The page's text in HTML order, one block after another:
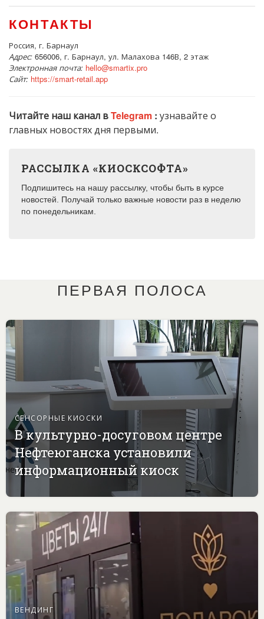
КОНТАКТЫ
Россия, г. Барнаул
Адрес: 656006, г. Барнаул, ул. Малахова 146В, 2 этаж
Электронная почта: hello@smartix.pro
Сайт: https://smart-retail.app
Читайте наш канал вTelegram : узнавайте о
главных новостях дня первыми.
РАССЫЛКА «КИОСКСОФТА»
Подпишитесь на нашу рассылку, чтобы быть в курсе
новостей. Получай только важные новости раз в неделю
по понедельникам.
ПЕРВАЯ ПОЛОСА
СЕНСОРНЫЕ КИОСКИ
В культурно-досуговом центре
Нефтеюганска установили
информационный киоск
ВЕНДИНГ